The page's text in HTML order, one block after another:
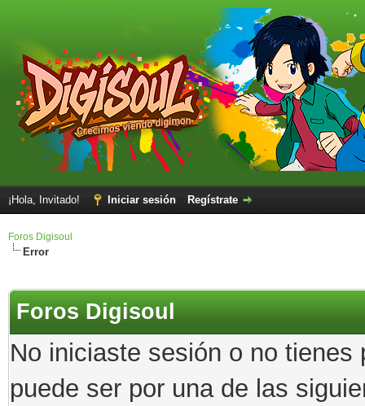
¡Hola, Invitado! Iniciar sesión Regístrate
Foros Digisoul
Error
Foros Digisoul
No iniciaste sesión o no
puede ser por una de las